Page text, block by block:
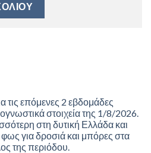
τις επόμενες 2 εβδομάδες
στοιχεία της 1/8/2026.
στη δυτική Ελλάδα και
για δροσιά και μπόρες στα
της περιόδου.